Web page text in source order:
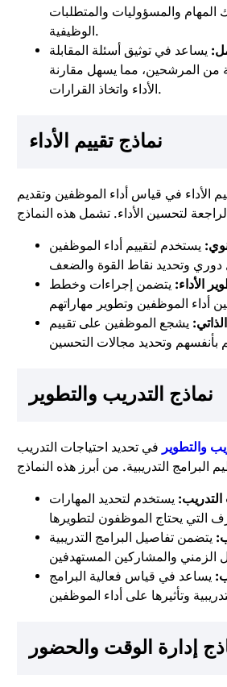
المهام والمسؤوليات والمتطلبات
الوظيفية.
يساعد في توثيق أسئلة المقابلة
من المرشحين، مما يسهل مقارنة
الأداء واتخاذ القرارات.
نماذج تقييم الأداء
الأداء في قياس أداء الموظفين وتقديم
يستخدم لتقييم أداء الموظفين
الأداء: يتضمن إجراءات وخطط
يشجع الموظفين على تقييم
نماذج التدريب والتطوير
والتطوير في تحديد احتياجات التدريب
التدريب: يستخدم لتحديد المهارات
يتضمن تفاصيل البرامج التدريبية
يساعد في قياس فعالية البرامج
إدارة الوقت والحضور